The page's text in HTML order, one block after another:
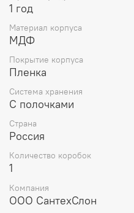
1 год
Материал корпуса
МДФ
Покрытие корпуса
Пленка
Система хранения
С полочками
Страна
Россия
Количество коробок
1
Компания
ООО СантехСлон